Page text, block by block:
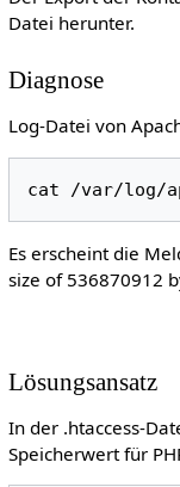
Datei herunter.
Diagnose
Log-Datei von
Es erscheint die
size of 536870912
Lösungsansatz
In der .htaccess-
Speicherwert für